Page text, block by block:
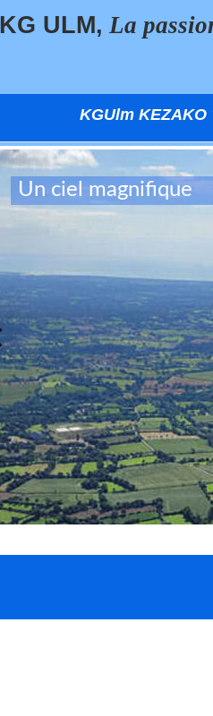
KG ULM, La
KGUlm KEZAKO
Un ciel magnifique